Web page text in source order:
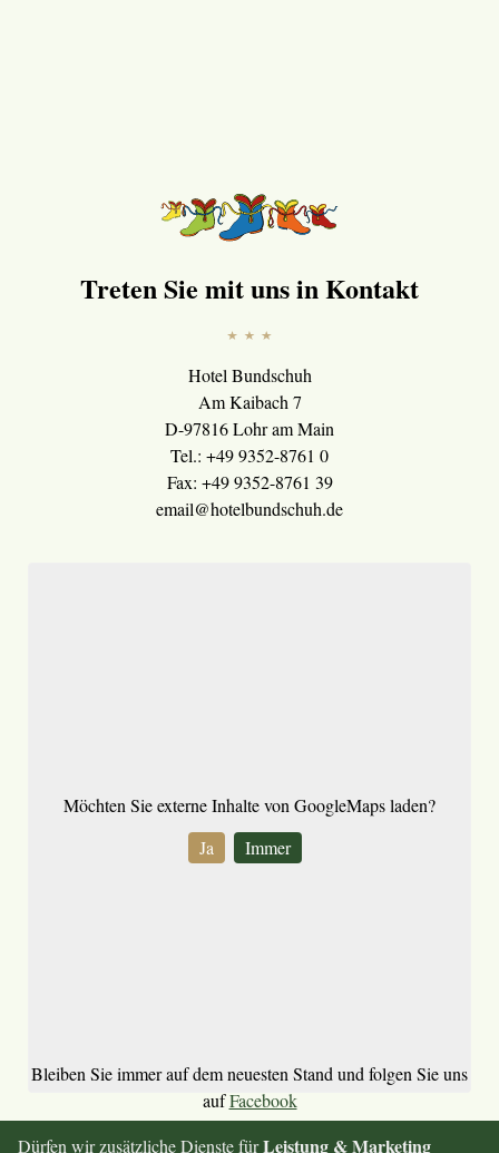
Treten Sie mit uns in Kontakt
Hotel Bundschuh
Am Kaibach 7
D-97816 Lohr am Main
Tel.: +49 9352-8761 0
Fax: +49 9352-8761 39
email@hotelbundschuh.de
Möchten Sie externe Inhalte vonGoogleMapsladen?
Ja
Immer
Bleiben Sie immer auf dem neuesten Stand und folgen Sie uns
aufFacebook
Impressum
Dürfen wir zusätzliche Dienste fürLeistung & Marketing